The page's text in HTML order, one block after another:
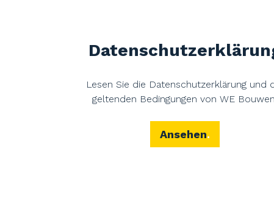
Lesen Sie die Datenschutzerklärung und
geltenden Bedingungen von WE Bouwen.
Ansehen